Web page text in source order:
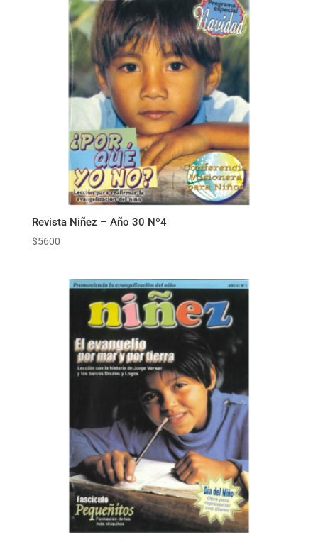
Revista Niñez – Año 30 Nº4
$5600